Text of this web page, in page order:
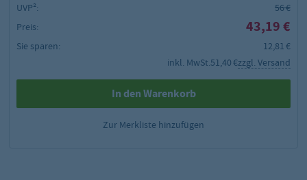
UVP²:
56 €
Preis:
43,19 €
Sie sparen:
12,81 €
inkl. MwSt.51,40 €zzgl. Versand
In den Warenkorb
Zur Merkliste hinzufügen